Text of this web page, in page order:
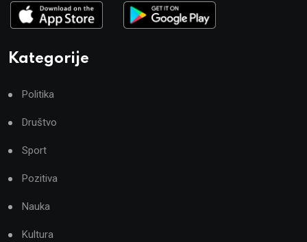
Kategorije
Politika
Društvo
Sport
Pozitiva
Nauka
Kultura